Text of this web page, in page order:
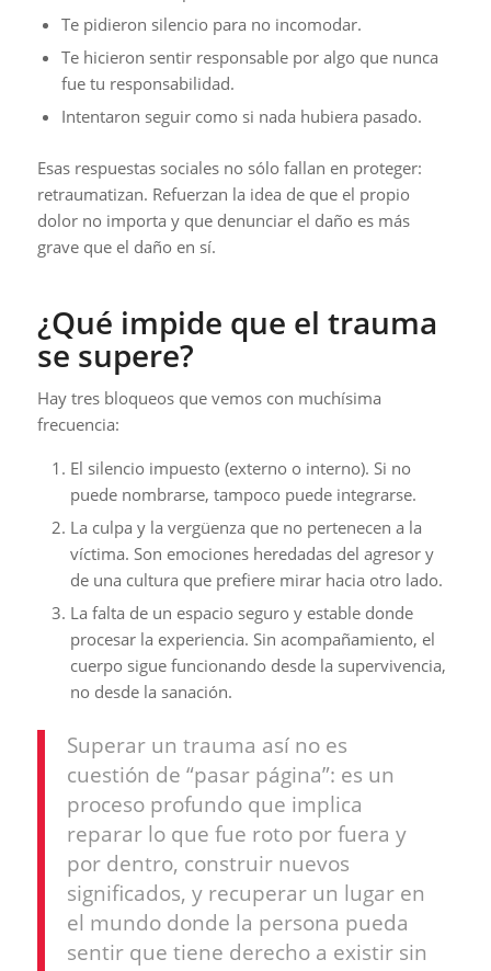
Te pidieron silencio para no incomodar.
Te hicieron sentir responsable por algo que nunca
fue tu responsabilidad.
Intentaron seguir como si nada hubiera pasado.
Esas respuestas sociales no sólo fallan en proteger:
retraumatizan. Refuerzan la idea de que el propio
dolor no importa y que denunciar el daño es más
grave que el daño en sí.
¿Qué impide que el trauma
se supere?
Hay tres bloqueos que vemos con muchísima
frecuencia:
El silencio impuesto (externo o interno). Si no
puede nombrarse, tampoco puede integrarse.
La culpa y la vergüenza que no pertenecen a la
víctima. Son emociones heredadas del agresor y
de una cultura que prefiere mirar hacia otro lado.
La falta de un espacio seguro y estable donde
procesar la experiencia. Sin acompañamiento, el
cuerpo sigue funcionando desde la supervivencia,
no desde la sanación.
Superar un trauma así no es
cuestión de “pasar página”: es un
proceso profundo que implica
reparar lo que fue roto por fuera y
por dentro, construir nuevos
significados, y recuperar un lugar en
el mundo donde la persona pueda
sentir que tiene derecho a existir sin